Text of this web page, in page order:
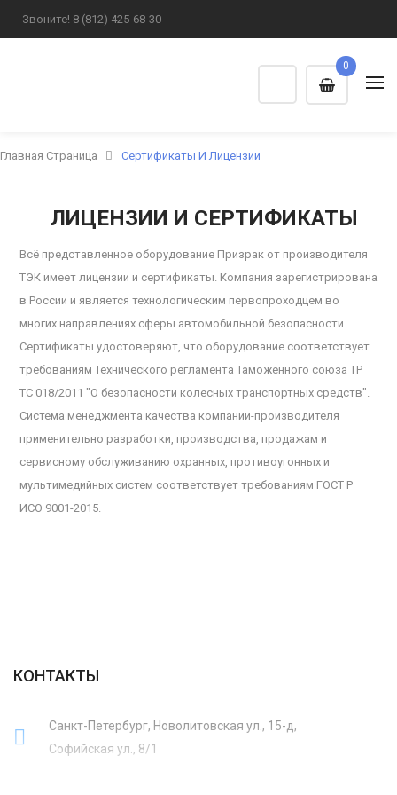
Звоните! 8 (812) 425-68-30
0
Главная Страница Сертификаты И Лицензии
ЛИЦЕНЗИИ И СЕРТИФИКАТЫ
Всё представленное оборудование Призрак от производителя
ТЭК имеет лицензии и сертификаты. Компания зарегистрирована
в России и является технологическим первопроходцем во
многих направлениях сферы автомобильной безопасности.
Сертификаты удостоверяют, что оборудование соответствует
требованиям Технического регламента Таможенного союза ТР
ТС 018/2011 "О безопасности колесных транспортных средств".
Система менеджмента качества компании-производителя
применительно разработки, производства, продажам и
сервисному обслуживанию охранных, противоугонных и
мультимедийных систем соответствует требованиям ГОСТ Р
ИСО 9001-2015.
КОНТАКТЫ
Санкт-Петербург, Новолитовская ул., 15-д,
Софийская ул., 8/1